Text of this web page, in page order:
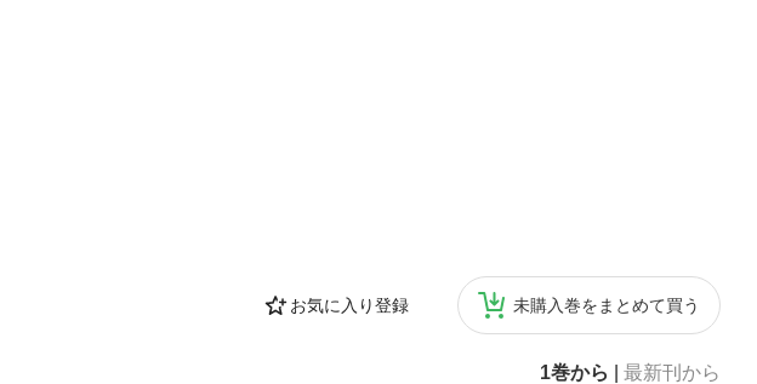
お気に入り登録 未購入巻をまとめて買う
1巻から 最新刊から
、必要な数だけ製造するといった仕組み
めに不可欠な取り組みである「5W3H」
）』に掲載された連載をまとめ、再編し